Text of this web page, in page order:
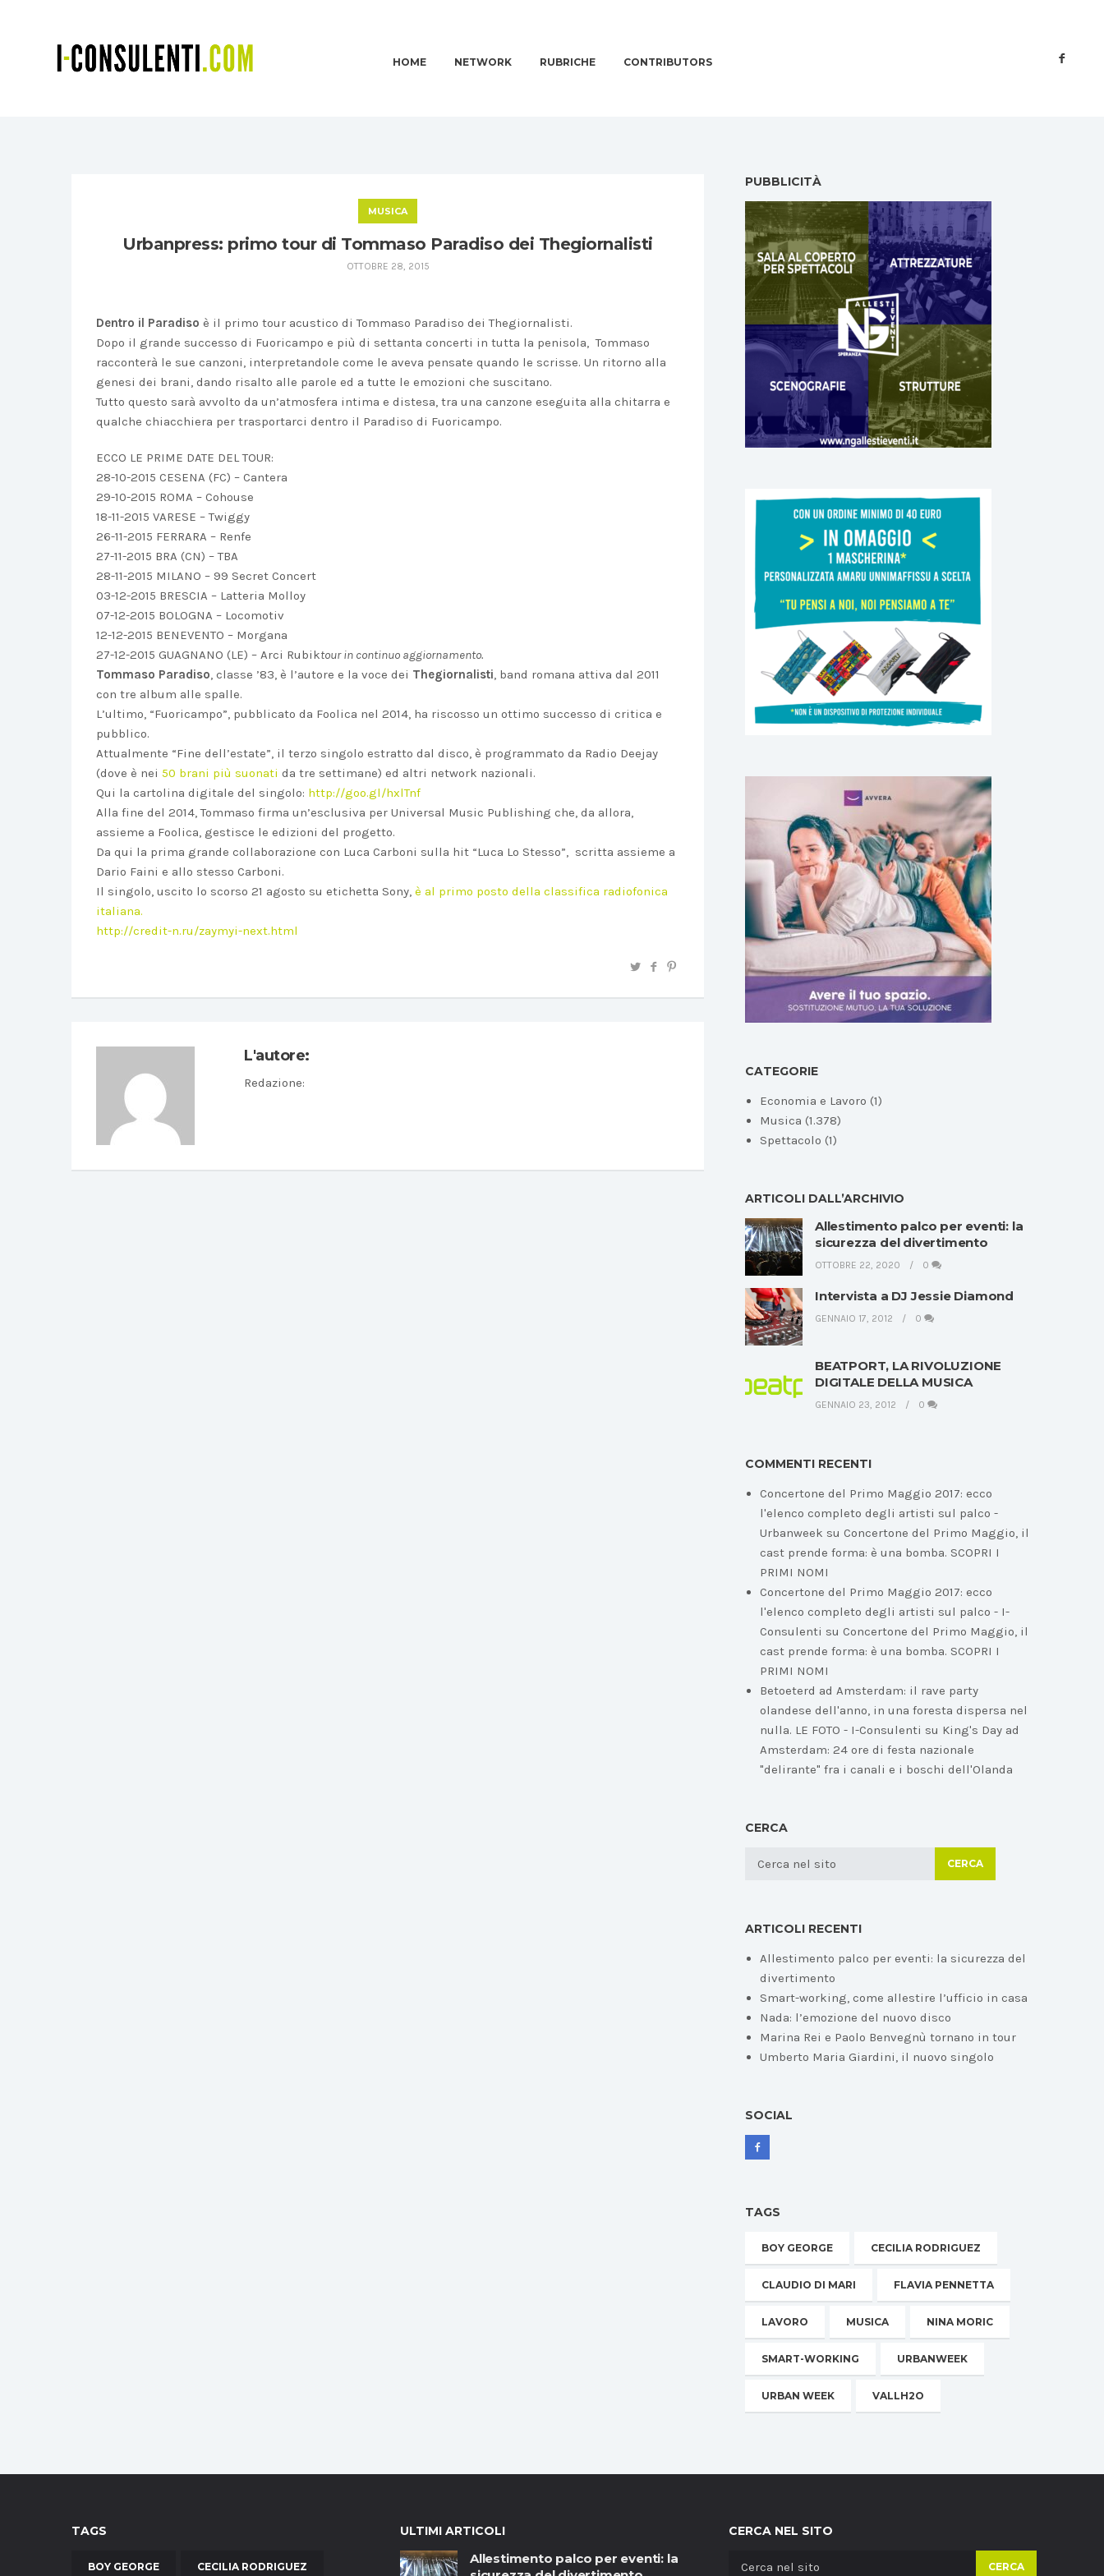
HOME NETWORK RUBRICHE CONTRIBUTORS
MUSICA
Urbanpress: primo tour di Tommaso Paradiso dei Thegiornalisti
OTTOBRE 28, 2015
Dentro il Paradiso è il primo tour acustico di Tommaso Paradiso dei Thegiornalisti.
Dopo il grande successo di Fuoricampo e più di settanta concerti in tutta la penisola, Tommaso
racconterà le sue canzoni, interpretandole come le aveva pensate quando le scrisse. Un ritorno alla
genesi dei brani, dando risalto alle parole ed a tutte le emozioni che suscitano.
Tutto questo sarà avvolto da un’atmosfera intima e distesa, tra una canzone eseguita alla chitarra e
qualche chiacchiera per trasportarci dentro il Paradiso di Fuoricampo.
ECCO LE PRIME DATE DEL TOUR:
28-10-2015 CESENA (FC) – Cantera
29-10-2015 ROMA – Cohouse
18-11-2015 VARESE – Twiggy
26-11-2015 FERRARA – Renfe
27-11-2015 BRA (CN) – TBA
28-11-2015 MILANO – 99 Secret Concert
03-12-2015 BRESCIA – Latteria Molloy
07-12-2015 BOLOGNA – Locomotiv
12-12-2015 BENEVENTO – Morgana
27-12-2015 GUAGNANO (LE) – Arci Rubiktour in continuo aggiornamento.
Tommaso Paradiso, classe ’83, è l’autore e la voce dei Thegiornalisti, band romana attiva dal 2011
con tre album alle spalle.
L’ultimo, “Fuoricampo”, pubblicato da Foolica nel 2014, ha riscosso un ottimo successo di critica e
pubblico.
Attualmente “Fine dell’estate”, il terzo singolo estratto dal disco, è programmato da Radio Deejay
(dove è nei 50 brani più suonati da tre settimane) ed altri network nazionali.
Qui la cartolina digitale del singolo: http://goo.gl/hxlTnf
Alla fine del 2014, Tommaso firma un’esclusiva per Universal Music Publishing che, da allora,
assieme a Foolica, gestisce le edizioni del progetto.
Da qui la prima grande collaborazione con Luca Carboni sulla hit “Luca Lo Stesso”, scritta assieme a
Dario Faini e allo stesso Carboni.
Il singolo, uscito lo scorso 21 agosto su etichetta Sony, è al primo posto della classifica radiofonica
italiana.
http://credit-n.ru/zaymyi-next.html
L'autore:
Redazione:
PUBBLICITÀ
CATEGORIE
Economia e Lavoro (1)
Musica (1.378)
Spettacolo (1)
ARTICOLI DALL’ARCHIVIO
Allestimento palco per eventi: la
sicurezza del divertimento
OTTOBRE 22, 2020 0
Intervista a DJ Jessie Diamond
GENNAIO 17, 2012 0
BEATPORT, LA RIVOLUZIONE
DIGITALE DELLA MUSICA
GENNAIO 23, 2012 0
COMMENTI RECENTI
Concertone del Primo Maggio 2017: ecco
l'elenco completo degli artisti sul palco -
Urbanweek su Concertone del Primo Maggio, il
cast prende forma: è una bomba. SCOPRI I
PRIMI NOMI
Concertone del Primo Maggio 2017: ecco
l'elenco completo degli artisti sul palco - I-
Consulenti su Concertone del Primo Maggio, il
cast prende forma: è una bomba. SCOPRI I
PRIMI NOMI
Betoeterd ad Amsterdam: il rave party
olandese dell'anno, in una foresta dispersa nel
nulla. LE FOTO - I-Consulenti su King's Day ad
Amsterdam: 24 ore di festa nazionale
"delirante" fra i canali e i boschi dell'Olanda
CERCA
CERCA
ARTICOLI RECENTI
Allestimento palco per eventi: la sicurezza del
divertimento
Smart-working, come allestire l’ufficio in casa
Nada: l’emozione del nuovo disco
Marina Rei e Paolo Benvegnù tornano in tour
Umberto Maria Giardini, il nuovo singolo
SOCIAL
TAGS
BOY GEORGE CECILIA RODRIGUEZ
CLAUDIO DI MARI FLAVIA PENNETTA
LAVORO MUSICA NINA MORIC
SMART-WORKING URBANWEEK
URBAN WEEK VALLH2O
TAGS
BOY GEORGE CECILIA RODRIGUEZ
ULTIMI ARTICOLI
Allestimento palco per eventi: la
CERCA NEL SITO
CERCA